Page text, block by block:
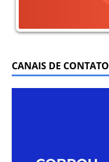
CANAIS DE CONTATO